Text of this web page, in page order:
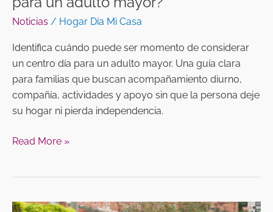
Noticias / Hogar Día Mi Casa
Identifica cuándo puede ser momento de considerar
un centro día para un adulto mayor. Una guía clara
para familias que buscan acompañamiento diurno,
compañía, actividades y apoyo sin que la persona deje
su hogar ni pierda independencia.
Read More »
Beneficios